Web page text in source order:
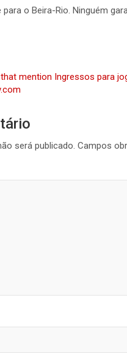
para o Beira-Rio. Ninguém
mention Ingressos para
será publicado. Campos